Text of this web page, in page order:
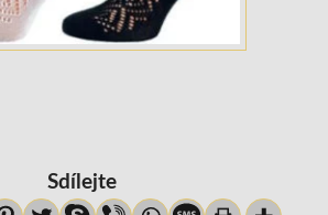
Sdílejte